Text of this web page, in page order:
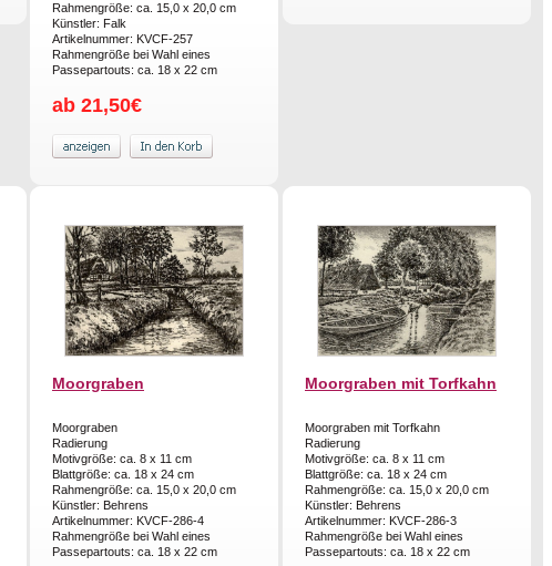
Rahmengröße: ca. 15,0 x 20,0 cm
Künstler: Falk
Artikelnummer: KVCF-257
Rahmengröße bei Wahl eines
Passepartouts: ca. 18 x 22 cm
ab 21,50€
Moorgraben
Moorgraben
Radierung
Motivgröße: ca. 8 x 11 cm
Blattgröße: ca. 18 x 24 cm
Rahmengröße: ca. 15,0 x 20,0 cm
Künstler: Behrens
Artikelnummer: KVCF-286-4
Rahmengröße bei Wahl eines
Passepartouts: ca. 18 x 22 cm
Moorgraben mit Torfkahn
Moorgraben mit Torfkahn
Radierung
Motivgröße: ca. 8 x 11 cm
Blattgröße: ca. 18 x 24 cm
Rahmengröße: ca. 15,0 x 20,0 cm
Künstler: Behrens
Artikelnummer: KVCF-286-3
Rahmengröße bei Wahl eines
Passepartouts: ca. 18 x 22 cm